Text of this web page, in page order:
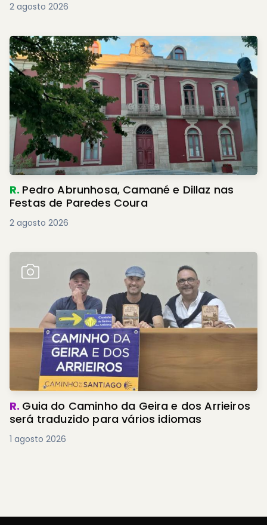
2 agosto 2026
R. Pedro Abrunhosa, Camané e Dillaz nas
Festas de Paredes Coura
2 agosto 2026
R. Guia do Caminho da Geira e dos Arrieiros
será traduzido para vários idiomas
1 agosto 2026